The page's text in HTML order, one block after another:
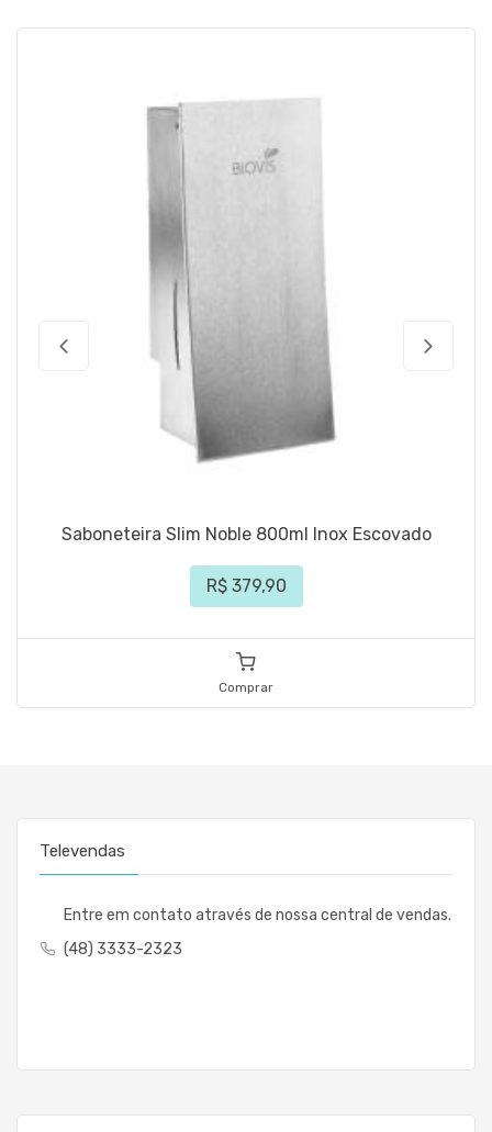
Saboneteira Slim Noble 800ml Inox Escovado
R$ 379,90
Comprar
Televendas
Entre em contato através de nossa central de vendas.
(48) 3333-2323